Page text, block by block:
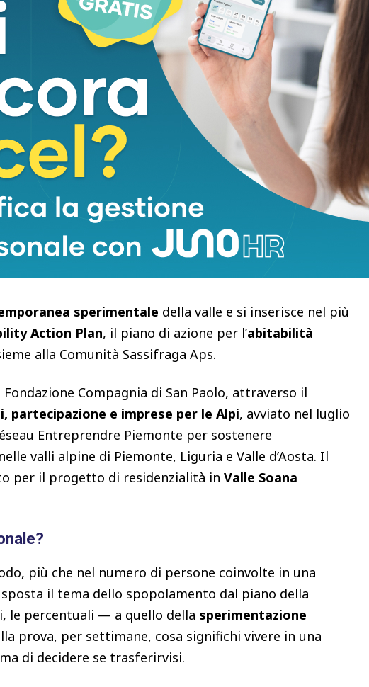
sociale della valle. L’anima del progetto,
urbano e migratorio, è che il territorio non sia solo un
da condividere, ma uno spazio da vivere insieme.
agevolate: 200 euro per due settimane, 300 euro per
per chi aderisce allaComunità Sassifraga Aps
sul territorio.
dieci anni, la partecipazione è gratuita, e viene offerta
scolastica
in loco. Un dettaglio che pesa quanto la
stabile, perché è spesso la scuola, non
di chi vorrebbe lasciare la città.
c’è dietro Vihta
sperimentale della valle e si inserisce nel più
Action Plan, il piano di azione per l’abitabilità
alla Comunità Sassifraga Aps.
Compagnia di San Paolo, attraverso il
partecipazione e imprese per le Alpi, avviato nel luglio
Entreprendre Piemonte per sostenere
valli alpine di Piemonte, Liguria e Valle d’Aosta. Il
per il progetto di residenzialità in Valle Soana
più che nel numero di persone coinvolte in una
il tema dello spopolamento dal piano della
le percentuali — a quello della sperimentazione
prova, per settimane, cosa significhi vivere in una
di decidere se trasferirvisi.